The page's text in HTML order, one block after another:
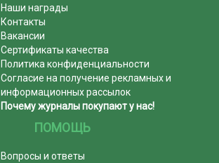
Наши награды
Контакты
Вакансии
Сертификаты качества
Политика конфиденциальности
Согласие на получение рекламных и
информационных рассылок
Почему журналы покупают у нас!
ПОМОЩЬ
Вопросы и ответы